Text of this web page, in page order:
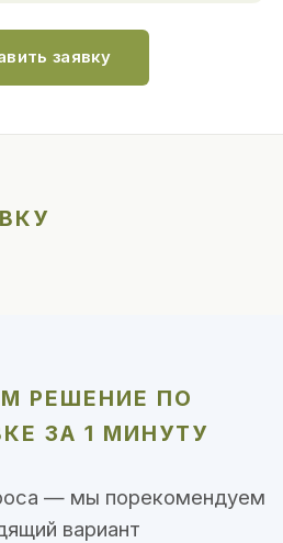
заявку
РЕШЕНИЕ ПО
ЗА 1 МИНУТУ
— мы порекомендуем
вариант